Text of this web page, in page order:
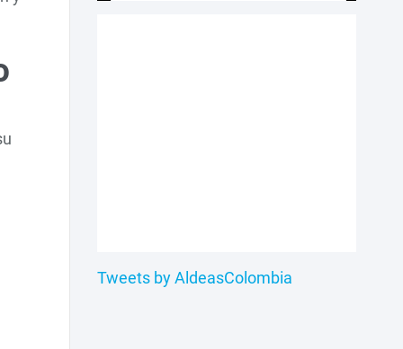
Tweets by AldeasColombia